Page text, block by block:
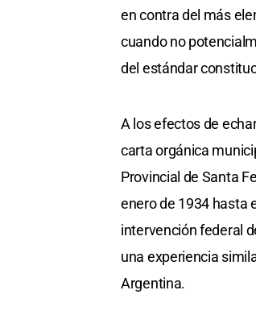
en contra del más
cuando no
del estándar
A los efectos de
carta orgánica
Provincial de Santa
enero de 1934 hasta
intervención federal
una experiencia
Argentina.